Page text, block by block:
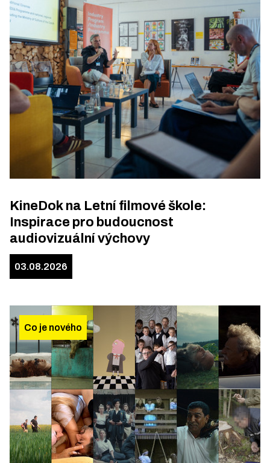
KineDok na Letní filmové škole:
Inspirace pro budoucnost
audiovizuální výchovy
03.08.2026
Co je nového